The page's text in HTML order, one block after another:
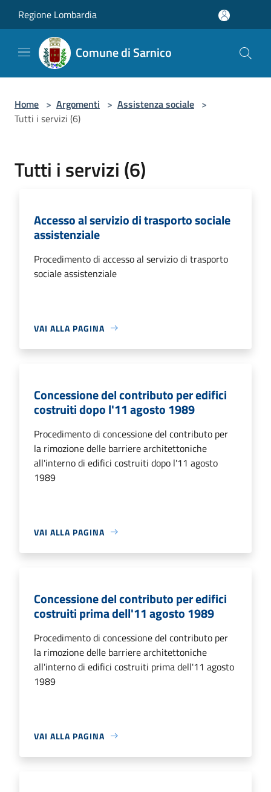
Regione Lombardia
Comune di Sarnico
Home > Argomenti > Assistenza sociale >
Tutti i servizi (6)
Tutti i servizi (6)
Accesso al servizio di trasporto sociale
assistenziale
Procedimento di accesso al servizio di trasporto
sociale assistenziale
VAI ALLA PAGINA
Concessione del contributo per edifici
costruiti dopo l'11 agosto 1989
Procedimento di concessione del contributo per
la rimozione delle barriere architettoniche
all'interno di edifici costruiti dopo l'11 agosto
1989
VAI ALLA PAGINA
Concessione del contributo per edifici
costruiti prima dell'11 agosto 1989
Procedimento di concessione del contributo per
la rimozione delle barriere architettoniche
all'interno di edifici costruiti prima dell'11 agosto
1989
VAI ALLA PAGINA